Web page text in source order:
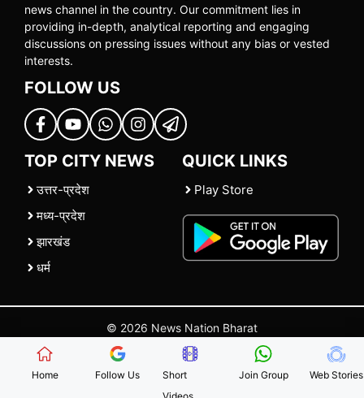
news channel in the country. Our commitment lies in
providing in-depth, analytical reporting and engaging
discussions on pressing issues without any bias or vested
interests.
FOLLOW US
TOP CITY NEWS
उत्तर-प्रदेश
मध्य-प्रदेश
झारखंड
धर्म
QUICK LINKS
Play Store
© 2026 News Nation Bharat
| |Contact Us |Policies Terms and Conditions
Home Follow Us
Short
Join Group Web Stories